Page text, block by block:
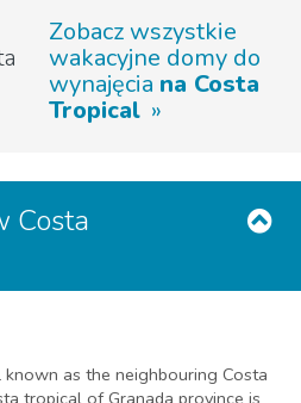
Zobacz wszystkie
wakacyjne domy do
wynajęcia na Costa
Tropical
Costa
as the neighbouring Costa
tropical of Granada province is